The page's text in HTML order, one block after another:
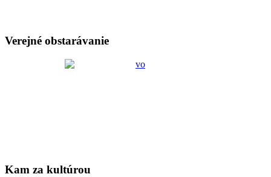
Verejné obstarávanie
Kam za kultúrou